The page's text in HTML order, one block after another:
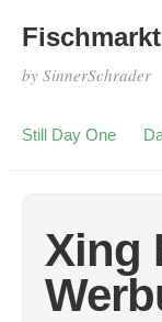
Fischmarkt
by SinnerSchrader
Still Day One
Xing